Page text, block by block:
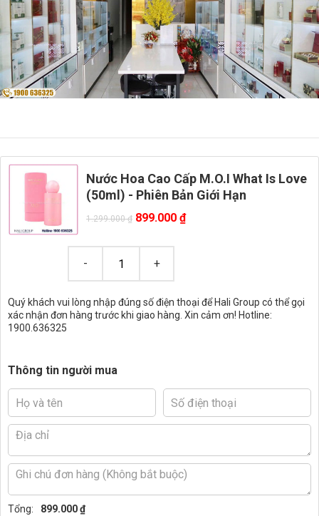
Nước Hoa Cao Cấp M.O.I What Is Love
(50ml) - Phiên Bản Giới Hạn
1.299.000₫ 899.000 ₫
Quý khách vui lòng nhập đúng số điện thoại để Hali Group có thể gọi
xác nhận đơn hàng trước khi giao hàng. Xin cảm ơn! Hotline:
1900.636325
Thông tin người mua
Tổng: 899.000 ₫